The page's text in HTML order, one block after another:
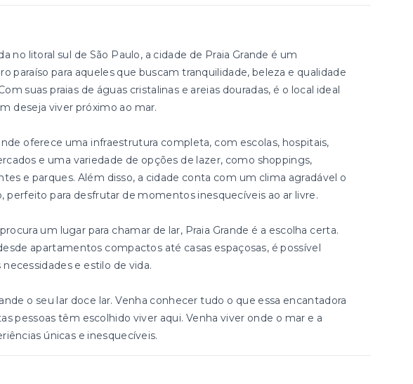
no litoral sul de São Paulo, a cidade de Praia Grande é um
paraíso para aqueles que buscam tranquilidade, beleza e qualidade
suas praias de águas cristalinas e areias douradas, é o local ideal
deseja viver próximo ao mar.
oferece uma infraestrutura completa, com escolas, hospitais,
e uma variedade de opções de lazer, como shoppings,
e parques. Além disso, a cidade conta com um clima agradável o
perfeito para desfrutar de momentos inesquecíveis ao ar livre.
um lugar para chamar de lar, Praia Grande é a escolha certa.
apartamentos compactos até casas espaçosas, é possível
e estilo de vida.
o seu lar doce lar. Venha conhecer tudo o que essa encantadora
pessoas têm escolhido viver aqui. Venha viver onde o mar e a
únicas e inesquecíveis.